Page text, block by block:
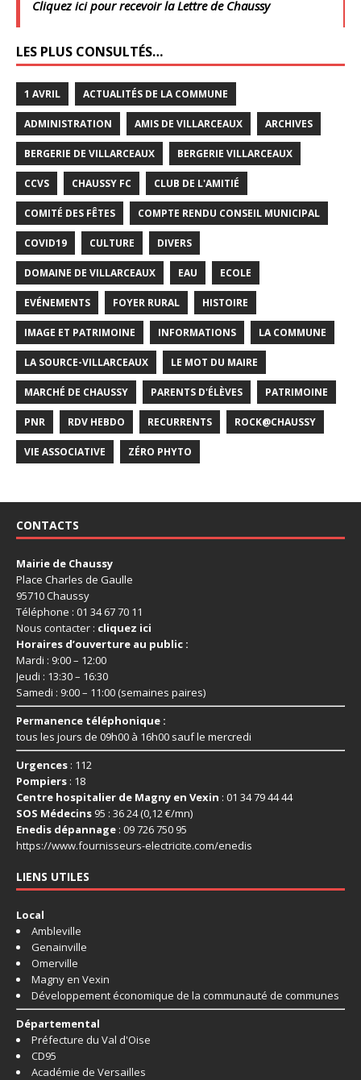
Cliquez ici pour recevoir la Lettre de Chaussy
LES PLUS CONSULTÉS…
1 AVRIL ACTUALITÉS DE LA COMMUNE
ADMINISTRATION AMIS DE VILLARCEAUX ARCHIVES
BERGERIE DE VILLARCEAUX BERGERIE VILLARCEAUX
CCVS CHAUSSY FC CLUB DE L'AMITIÉ
COMITÉ DES FÊTES COMPTE RENDU CONSEIL MUNICIPAL
COVID19 CULTURE DIVERS
DOMAINE DE VILLARCEAUX EAU ECOLE
EVÉNEMENTS FOYER RURAL HISTOIRE
IMAGE ET PATRIMOINE INFORMATIONS LA COMMUNE
LA SOURCE-VILLARCEAUX LE MOT DU MAIRE
MARCHÉ DE CHAUSSY PARENTS D'ÉLÈVES PATRIMOINE
PNR RDV HEBDO RECURRENTS ROCK@CHAUSSY
VIE ASSOCIATIVE ZÉRO PHYTO
CONTACTS
Mairie de Chaussy
Place Charles de Gaulle
95710 Chaussy
Téléphone : 01 34 67 70 11
Nous contacter : cliquez ici
Horaires d’ouverture au public :
Mardi : 9:00 – 12:00
Jeudi : 13:30 – 16:30
Samedi : 9:00 – 11:00 (semaines paires)
Permanence téléphonique :
tous les jours de 09h00 à 16h00 sauf le mercredi
Urgences : 112
Pompiers : 18
Centre hospitalier de Magny en Vexin : 01 34 79 44 44
SOS Médecins 95 : 36 24 (0,12 €/mn)
Enedis dépannage : 09 726 750 95
https://www.fournisseurs-electricite.com/enedis
LIENS UTILES
Local
Ambleville
Genainville
Omerville
Magny en Vexin
Développement économique de la communauté de communes
Départemental
Préfecture du Val d'Oise
CD95
Académie de Versailles